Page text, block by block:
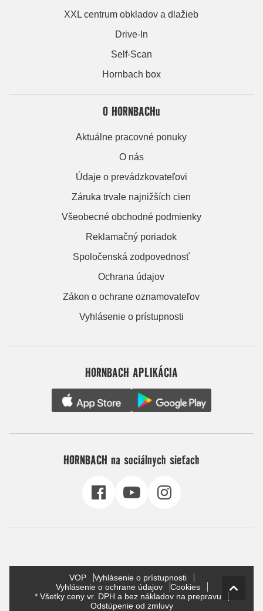
XXL centrum obkladov a dlažieb
Drive-In
Self-Scan
Hornbach box
O HORNBACHu
Aktuálne pracovné ponuky
O nás
Údaje o prevádzkovateľovi
Záruka trvale najnižších cien
Všeobecné obchodné podmienky
Reklamačný poriadok
Spoločenská zodpovednosť
Ochrana údajov
Zákon o ochrane oznamovateľov
Vyhlásenie o prístupnosti
HORNBACH APLIKÁCIA
HORNBACH na sociálnych sieťach
VOP
Vyhlásenie o prístupnosti
Vyhlásenie o ochrane údajov
Cookies
* Všetky ceny vr. DPH a bez nákladov na prepravu
Odstúpenie od zmluvy